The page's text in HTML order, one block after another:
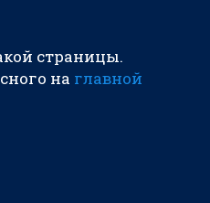
страницы.
на главной